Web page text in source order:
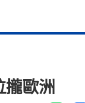
攏歐洲